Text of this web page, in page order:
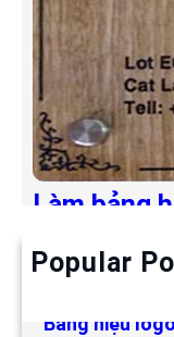
Làm bảng
Popular
Làm bảng
Bảng hiệu